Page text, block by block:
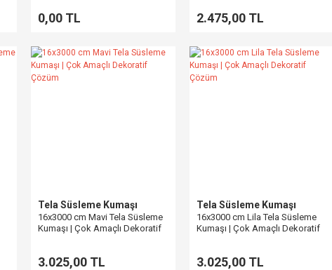
0,00 TL 2.475,00 TL
Tela Süsleme Kumaşı
16x3000 cm Mavi Tela Süsleme
Kumaşı | Çok Amaçlı Dekoratif
3.025,00 TL
Tela Süsleme Kumaşı
16x3000 cm Lila Tela Süsleme
Kumaşı | Çok Amaçlı Dekoratif
3.025,00 TL